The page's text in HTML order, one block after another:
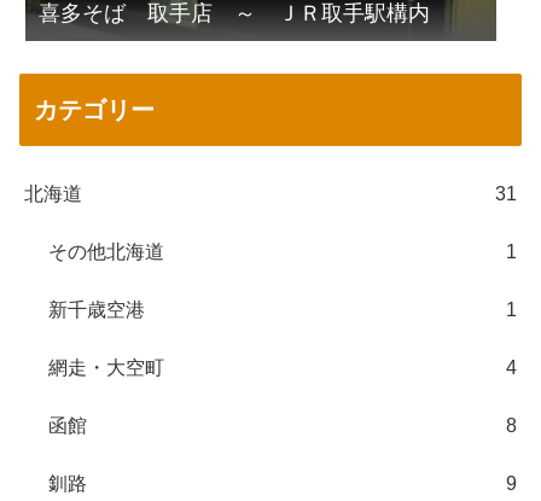
喜多そば 取手店 ～ ＪＲ取手駅構内
カテゴリー
北海道 31
その他北海道 1
新千歳空港 1
網走・大空町 4
函館 8
釧路 9